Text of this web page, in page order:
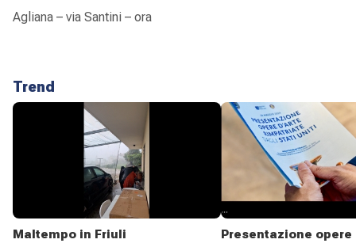
Agliana – via Santini – ora
Trend
Maltempo in Friuli
Presentazione opere